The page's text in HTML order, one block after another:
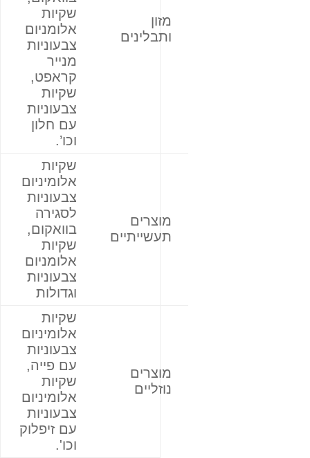
שקיות
אלומניום
צבעוניות
מנייר
קראפט,
שקיות
צבעוניות
עם חלון
וכו’.
מזון
ותבלינים
שקיות
אלומיניום
צבעוניות
לסגירה
בוואקום,
שקיות
אלומניום
צבעוניות
וגדולות
מוצרים
תעשייתיים
שקיות
אלומיניום
צבעוניות
עם פייה,
שקיות
אלומיניום
צבעוניות
עם זיפלוק
וכו'.
מוצרים
נוזליים